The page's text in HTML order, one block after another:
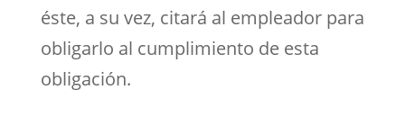
éste, a su vez, citará al empleador para
obligarlo al cumplimiento de esta
obligación.